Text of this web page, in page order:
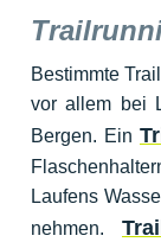
Bestimmte
vor allem bei
Bergen. Ein
Laufens
nehmen.